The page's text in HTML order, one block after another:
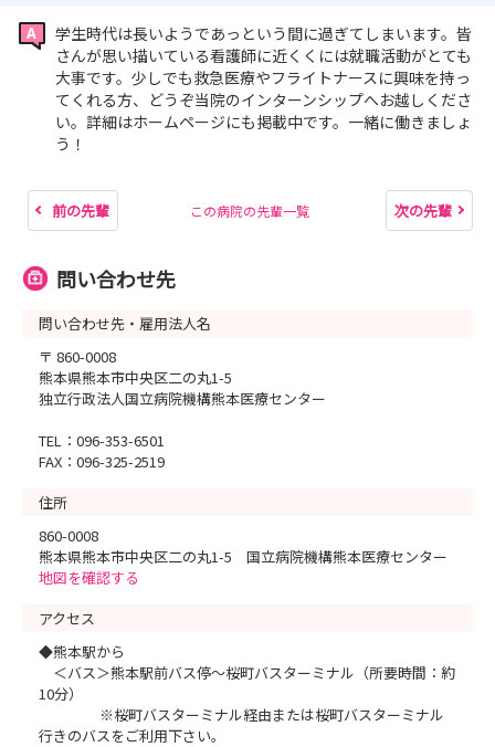
学生時代は長いようであっという間に過ぎてしまいます。皆
さんが思い描いている看護師に近くくには就職活動がとても
大事です。少しでも救急医療やフライトナースに興味を持っ
てくれる方、どうぞ当院のインターンシップへお越しくださ
い。詳細はホームページにも掲載中です。一緒に働きましょ
う！
前の先輩 この病院の先輩一覧 次の先輩
問い合わせ先
問い合わせ先・雇用法人名
〒 860-0008
熊本県熊本市中央区二の丸1-5
独立行政法人国立病院機構熊本医療センター
TEL：096-353-6501
FAX：096-325-2519
住所
860-0008
熊本県熊本市中央区二の丸1-5 国立病院機構熊本医療センター
地図を確認する
アクセス
◆熊本駅から
＜バス＞熊本駅前バス停～桜町バスターミナル（所要時間：約
10分）
※桜町バスターミナル経由または桜町バスターミナル
行きのバスをご利用下さい。